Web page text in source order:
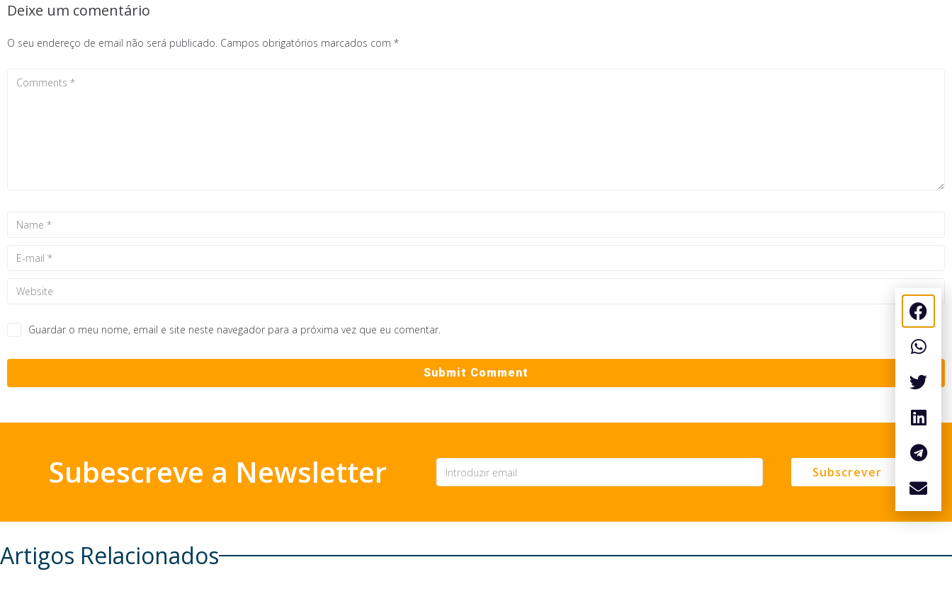
Deixe um comentário
O seu endereço de email não será publicado. Campos obrigatórios marcados com *
Guardar o meu nome, email e site neste navegador para a próxima vez que eu comentar.
Subescreve a Newsletter Subscrever
Artigos Relacionados